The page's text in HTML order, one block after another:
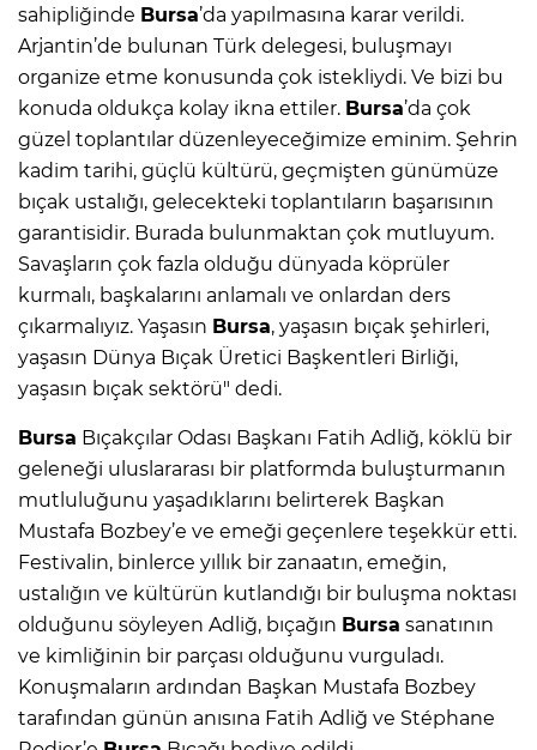
sahipliğinde Bursa’da yapılmasına karar verildi.
Arjantin’de bulunan Türk delegesi, buluşmayı
organize etme konusunda çok istekliydi. Ve bizi bu
konuda oldukça kolay ikna ettiler. Bursa’da çok
güzel toplantılar düzenleyeceğimize eminim. Şehrin
kadim tarihi, güçlü kültürü, geçmişten günümüze
bıçak ustalığı, gelecekteki toplantıların başarısının
garantisidir. Burada bulunmaktan çok mutluyum.
Savaşların çok fazla olduğu dünyada köprüler
kurmalı, başkalarını anlamalı ve onlardan ders
çıkarmalıyız. Yaşasın Bursa, yaşasın bıçak şehirleri,
yaşasın Dünya Bıçak Üretici Başkentleri Birliği,
yaşasın bıçak sektörü" dedi.
Bursa Bıçakçılar Odası Başkanı Fatih Adliğ, köklü bir
geleneği uluslararası bir platformda buluşturmanın
mutluluğunu yaşadıklarını belirterek Başkan
Mustafa Bozbey’e ve emeği geçenlere teşekkür etti.
Festivalin, binlerce yıllık bir zanaatın, emeğin,
ustalığın ve kültürün kutlandığı bir buluşma noktası
olduğunu söyleyen Adliğ, bıçağın Bursa sanatının
ve kimliğinin bir parçası olduğunu vurguladı.
Konuşmaların ardından Başkan Mustafa Bozbey
tarafından günün anısına Fatih Adliğ ve Stéphane